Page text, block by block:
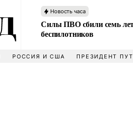
Новость часа
Силы ПВО сбили семь
беспилотников
РОССИЯ И США ПРЕЗИДЕНТ